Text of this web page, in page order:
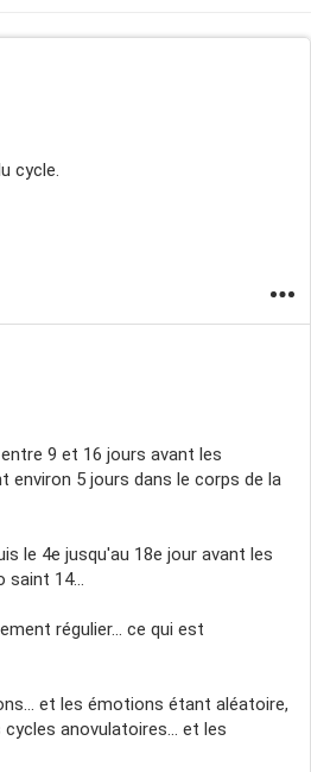
cycle.
9 et 16 jours avant les
environ 5 jours dans le corps de la
le 4e jusqu'au 18e jour avant les
14...
régulier... ce qui est
et les émotions étant aléatoire,
anovulatoires... et les